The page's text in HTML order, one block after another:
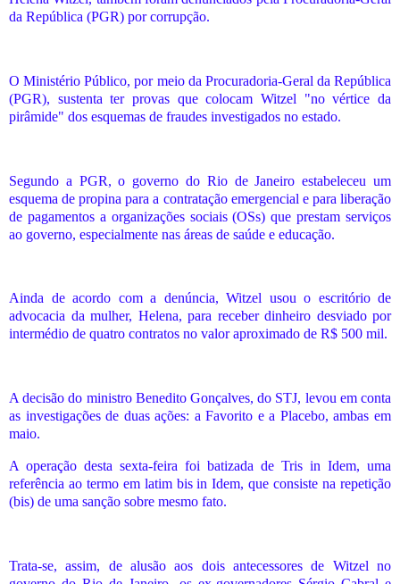
da República (PGR) por corrupção.
O Ministério Público, por meio da Procuradoria-Geral da República
(PGR), sustenta ter provas que colocam Witzel "no vértice da
pirâmide" dos esquemas de fraudes investigados no estado.
Segundo a PGR, o governo do Rio de Janeiro estabeleceu um
esquema de propina para a contratação emergencial e para liberação
de pagamentos a organizações sociais (OSs) que prestam serviços
ao governo, especialmente nas áreas de saúde e educação.
Ainda de acordo com a denúncia, Witzel usou o escritório de
advocacia da mulher, Helena, para receber dinheiro desviado por
intermédio de quatro contratos no valor aproximado de R$ 500 mil.
A decisão do ministro Benedito Gonçalves, do STJ, levou em conta
as investigações de duas ações: a Favorito e a Placebo, ambas em
maio.
A operação desta sexta-feira foi batizada de Tris in Idem, uma
referência ao termo em latim bis in Idem, que consiste na repetição
(bis) de uma sanção sobre mesmo fato.
Trata-se, assim, de alusão aos dois antecessores de Witzel no